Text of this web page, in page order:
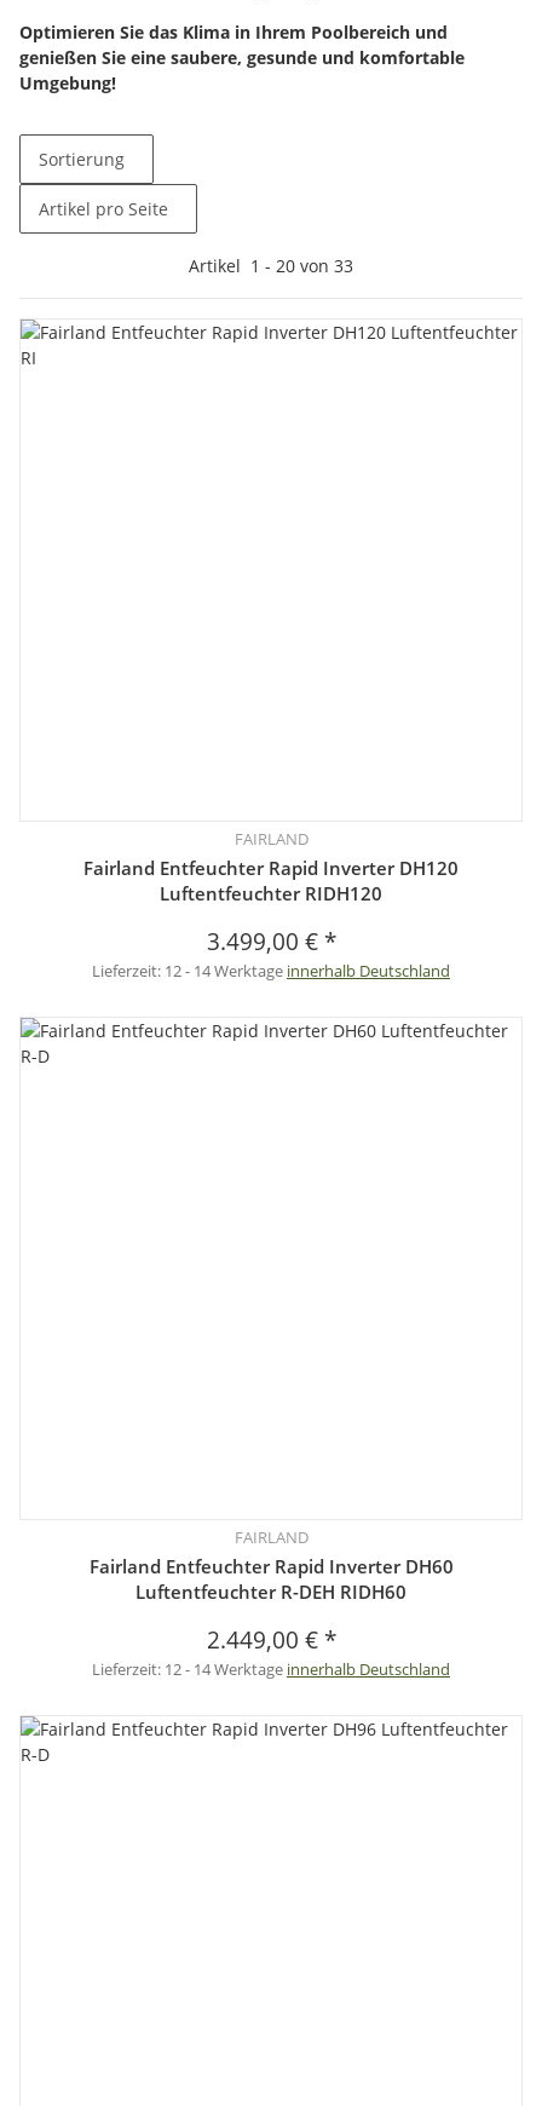
Optimieren Sie das Klima in Ihrem Poolbereich und
genießen Sie eine saubere, gesunde und komfortable
Umgebung!
Sortierung
Artikel pro Seite
Artikel 1 - 20 von 33
FAIRLAND
Fairland Entfeuchter Rapid Inverter DH120
Luftentfeuchter RIDH120
3.499,00 € *
Lieferzeit: 12 - 14 Werktage innerhalb Deutschland
FAIRLAND
Fairland Entfeuchter Rapid Inverter DH60
Luftentfeuchter R-DEH RIDH60
2.449,00 € *
Lieferzeit: 12 - 14 Werktage innerhalb Deutschland